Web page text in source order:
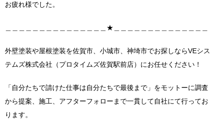
お疲れ様でした。
＿＿＿＿＿＿＿＿＿＿＿＿＿＿＿★＿＿＿＿＿＿＿＿＿＿＿＿＿＿
外壁塗装や屋根塗装を佐賀市、小城市、神埼市でお探しならVEシス
テムズ株式会社（プロタイムズ佐賀駅前店）にお任せください！
「自分たちで請けた仕事は自分たちで最後まで」をモットーに調査
から提案、施工、アフターフォローまで一貫して自社にて行ってお
ります。